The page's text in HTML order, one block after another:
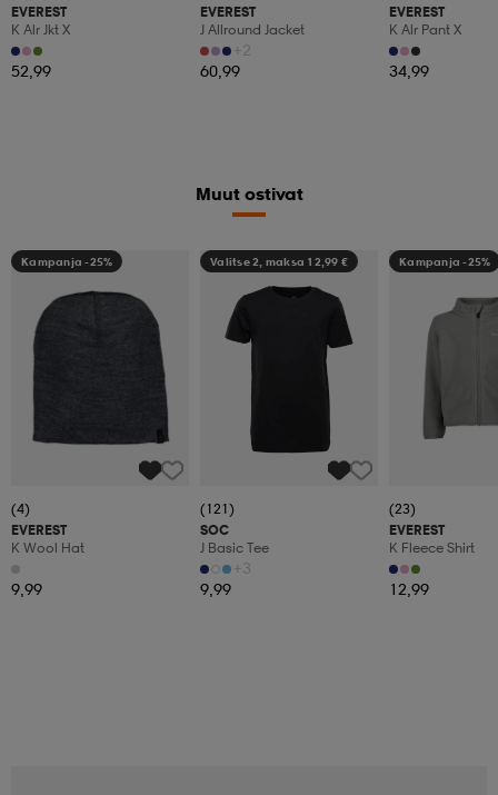
EVEREST
K Alr Jkt X
52,99
EVEREST
J Allround Jacket
+2
60,99
EVEREST
K Alr Pant X
34,99
Muut ostivat
Kampanja -25%
(4)
EVEREST
K Wool Hat
9,99
Valitse 2, maksa 12,99 €
(121)
SOC
J Basic Tee
+3
9,99
Kampanja -25%
(23)
EVEREST
K Fleece Shirt
12,99